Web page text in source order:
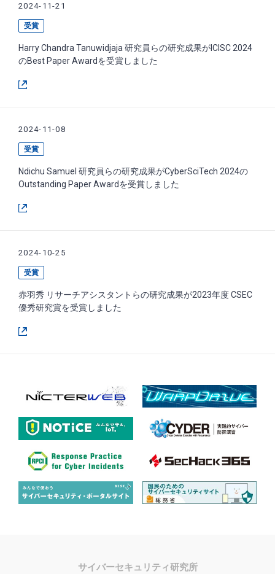
2024-11-21
受賞
Harry Chandra Tanuwidjaja 研究員らの研究成果がICISC 2024
のBest Paper Awardを受賞しました
2024-11-08
受賞
Ndichu Samuel 研究員らの研究成果がCyberSciTech 2024の
Outstanding Paper Awardを受賞しました
2024-10-25
受賞
赤羽秀 リサーチアシスタントらの研究成果が2023年度 CSEC
優秀研究賞を受賞しました
サイバーセキュリティ研究所